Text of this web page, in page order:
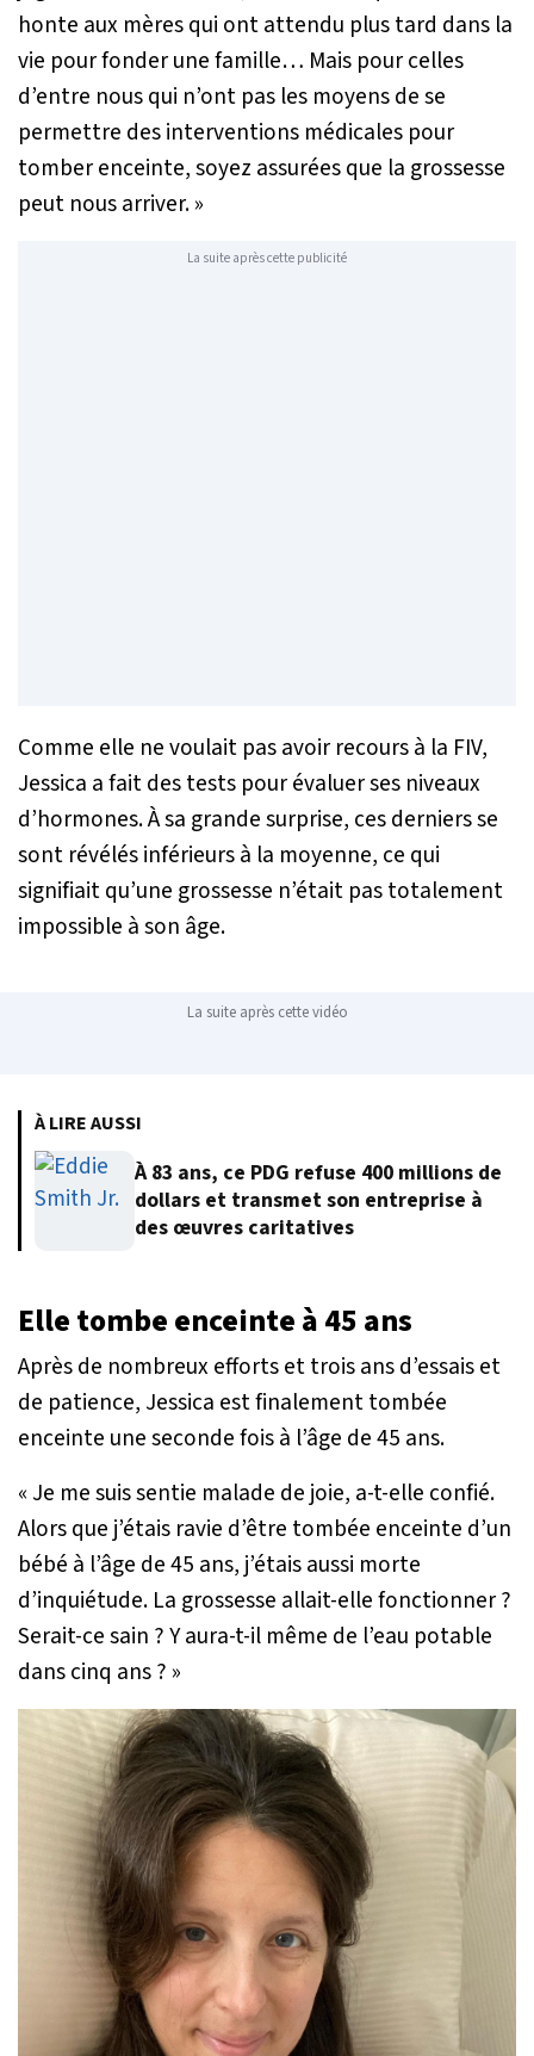
honte aux mères qui ont attendu plus tard dans la
vie pour fonder une famille… Mais pour celles
d’entre nous qui n’ont pas les moyens de se
permettre des interventions médicales pour
tomber enceinte, soyez assurées que la grossesse
peut nous arriver. »
La suite après cette publicité
Comme elle ne voulait pas avoir recours à la FIV,
Jessica a fait des tests pour évaluer ses niveaux
d’hormones. À sa grande surprise, ces derniers se
sont révélés inférieurs à la moyenne, ce qui
signifiait qu’une grossesse n’était pas totalement
impossible à son âge.
La suite après cette vidéo
À LIRE AUSSI
À 83 ans, ce PDG refuse 400 millions de
dollars et transmet son entreprise à
des œuvres caritatives
Elle tombe enceinte à 45 ans
Après de nombreux efforts et trois ans d’essais et
de patience, Jessica est finalement tombée
enceinte une seconde fois à l’âge de 45 ans.
« Je me suis sentie malade de joie, a-t-elle confié.
Alors que j’étais ravie d’être tombée enceinte d’un
bébé à l’âge de 45 ans, j’étais aussi morte
d’inquiétude. La grossesse allait-elle fonctionner ?
Serait-ce sain ? Y aura-t-il même de l’eau potable
dans cinq ans ? »